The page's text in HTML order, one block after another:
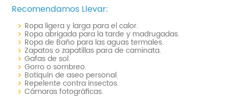
Recomendamos Llevar:
Ropa ligera y larga para el calor.
Ropa abrigada para la tarde y madrugadas.
Ropa de Baño para las aguas termales.
Zapatos o zapatillas para de caminata.
Gafas de sol.
Gorro o sombreo.
Botiquín de aseo personal.
Repelente contra insectos.
Cámaras fotográficas.